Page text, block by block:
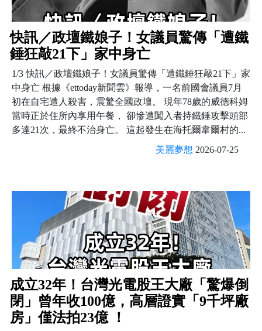
快訊／政壇鐵娘子！女議員驚傳「遭鐵
錘狂敲21下」家中身亡
1/3 快訊／政壇鐵娘子！女議員驚傳「遭鐵錘狂敲21下」家
中身亡 根據《ettoday新聞雲》報導，一名前國會議員7月
初在自宅遭人殺害，震驚全國政壇。 現年78歲的威德科姆
當時正於住所內享用午餐， 卻慘遭闖入者持鐵錘攻擊頭部
多達21次，最終不治身亡。 這起發生在海托爾韋爾村的...
美麗夢想 2026-07-25
成立32年！台灣光電股王大廠「驚爆倒
閉」曾年收100億，高層證實「9千坪廠
房」僅法拍23億 ！